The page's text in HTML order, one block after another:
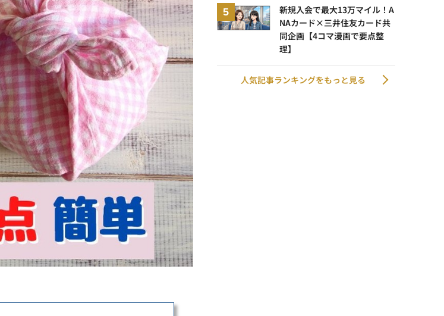
新規入会で最大13万マイル！A
NAカード×三井住友カード共
同企画【4コマ漫画で要点整
理】
人気記事ランキングをもっと見る